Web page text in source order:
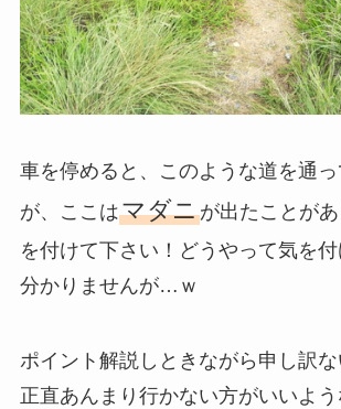
車を停めると、このような道を通
が、ここはマダニが出たことが
を付けて下さい！どうやって気を
分かりませんが…ｗ
ポイント解説しときながら申し訳な
正直あんまり行かない方がいいよう